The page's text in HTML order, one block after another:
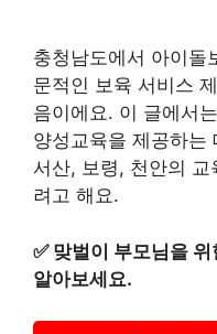
충청남도에서 아이돌
문적인 보육 서비스
음이에요. 이 글에서
양성교육을 제공하는
서산, 보령, 천안의
려고 해요.
✅ 맞벌이 부모님을
알아보세요.